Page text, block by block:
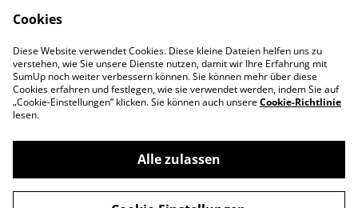
Datenschutz
Cookie-Richtlinie
Kontaktiere uns
©2026MetaGames
Cookies
Diese Website verwendet Cookies. Diese kleine Dateien helfen uns zu
verstehen, wie Sie unsere Dienste nutzen, damit wir Ihre Erfahrung mit
SumUp noch weiter verbessern können. Sie können mehr über diese
Cookies erfahren und festlegen, wie sie verwendet werden, indem Sie auf
„Cookie-Einstellungen” klicken. Sie können auch unsereCookie-Richtlinie
lesen.
Alle zulassen